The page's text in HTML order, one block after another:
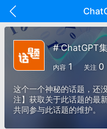
# ChatGPT
内容 1 关注 0
这个一个神秘的话题，还
注】获取关于此话题的最
共同参与此话题的维护。